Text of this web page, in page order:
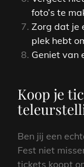
foto’s te
Zorg dat je
plek hebt
Geniet van
Koop je
Ben jij een
Fest niet
tickets koopt